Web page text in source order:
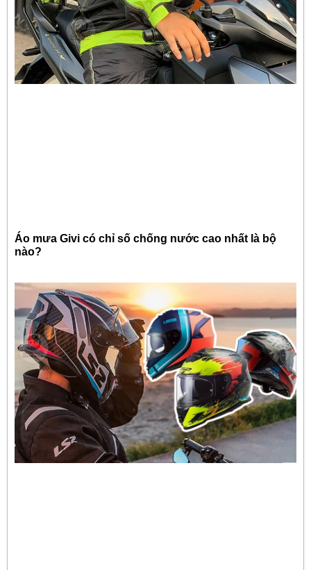
Áo mưa Givi có chỉ số chống nước cao nhất là bộ
nào?